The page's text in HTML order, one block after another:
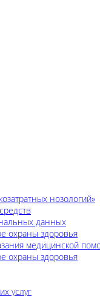
нозологий»
данных
охраны здоровья
медицинской
охраны здоровья
услуг